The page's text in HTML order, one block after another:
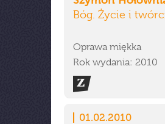
Bóg. Życie i
Oprawa miękka
Rok wydania: 2010
01.02.2010